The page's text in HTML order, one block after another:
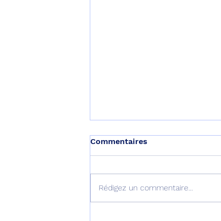
Commentaires
Rédigez un commentaire...